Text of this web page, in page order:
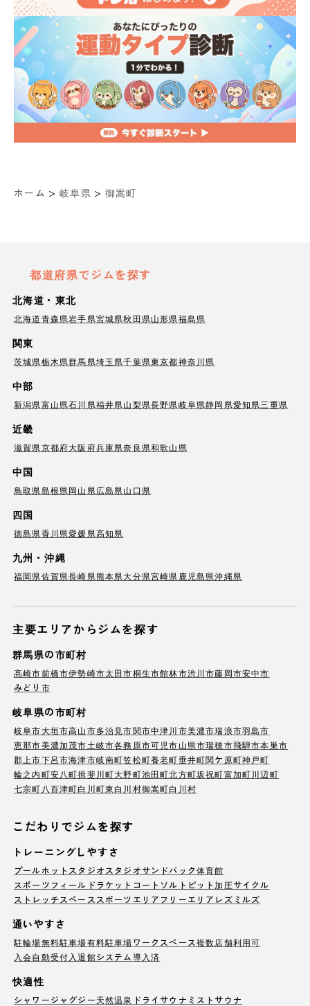
ホーム > 岐阜県 > 御嵩町
都道府県でジムを探す
北海道・東北
北海道青森県岩手県宮城県秋田県山形県福島県
関東
茨城県栃木県群馬県埼玉県千葉県東京都神奈川県
中部
新潟県富山県石川県福井県山梨県長野県岐阜県静岡県愛知県三重県
近畿
滋賀県京都府大阪府兵庫県奈良県和歌山県
中国
鳥取県島根県岡山県広島県山口県
四国
徳島県香川県愛媛県高知県
九州・沖縄
福岡県佐賀県長崎県熊本県大分県宮崎県 鹿児島県沖縄県
主要エリアからジムを探す
群馬県の市町村
高崎市前橋市伊勢崎市太田市桐生市館林市渋川市藤岡市安中市
みどり市
岐阜県の市町村
岐阜市大垣市高山市多治見市関市中津川市美濃市瑞浪市羽島市
恵那市美濃加茂市土岐市各務原市可児市山県市瑞穂市飛騨市本巣市
郡上市下呂市海津市岐南町笠松町養老町垂井町関ケ原町神戸町
輪之内町安八町揖斐川町大野町池田町北方町坂祝町富加町川辺町
七宗町 八百津町白川町東白川村御嵩町白川村
こだわりでジムを探す
トレーニングしやすさ
プールホットスタジオ スタジオサンドバック体育館
スポーツフィールド ラケットコート ソルトピット加圧サイクル
ストレッチスペース スポーツエリア フリーエリア レズミルズ
通いやすさ
駐輪場無料駐車場有料駐車場ワークスペース複数店舗利用可
入会自動受付 入退館システム導入済
快適性
シャワージャグジー天然温泉 ドライサウナ ミストサウナ